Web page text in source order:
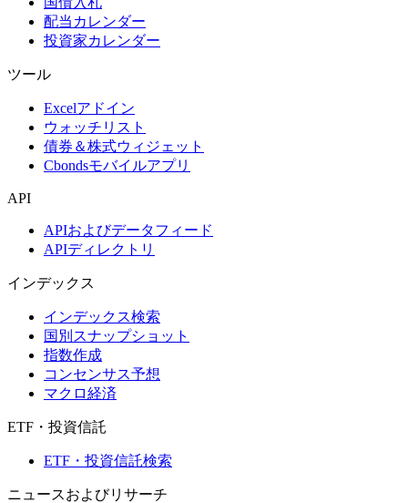
配当カレンダー
投資家カレンダー
ツール
Excelアドイン
ウォッチリスト
債券＆株式ウィジェット
Cbondsモバイルアプリ
API
APIおよびデータフィード
APIディレクトリ
インデックス
インデックス検索
国別スナップショット
指数作成
コンセンサス予想
マクロ経済
ETF・投資信託
ETF・投資信託検索
ニュースおよびリサーチ